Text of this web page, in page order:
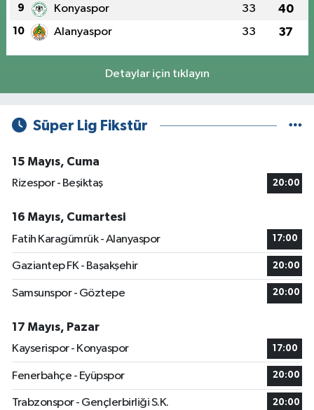
9 Konyaspor 33 40
10 Alanyaspor 33 37
Detaylar için tıklayın
Süper Lig Fikstür
15 Mayıs, Cuma
Rizespor - Beşiktaş
20:00
16 Mayıs, Cumartesi
Fatih Karagümrük - Alanyaspor
17:00
Gaziantep FK - Başakşehir 20:00
Samsunspor - Göztepe 20:00
17 Mayıs, Pazar
Kayserispor - Konyaspor
17:00
Fenerbahçe - Eyüpspor 20:00
Trabzonspor - Gençlerbirliği S.K. 20:00